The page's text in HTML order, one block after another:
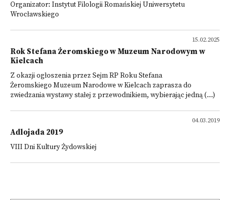
Organizator: Instytut Filologii Romańskiej Uniwersytetu
Wrocławskiego
15.02.2025
Rok Stefana Żeromskiego w Muzeum Narodowym w
Kielcach
Z okazji ogłoszenia przez Sejm RP Roku Stefana
Żeromskiego Muzeum Narodowe w Kielcach zaprasza do
zwiedzania wystawy stałej z przewodnikiem, wybierając jedną (...)
04.03.2019
Adlojada 2019
VIII Dni Kultury Żydowskiej